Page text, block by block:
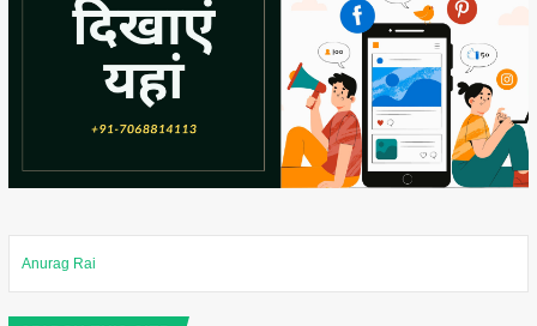
Anurag Rai